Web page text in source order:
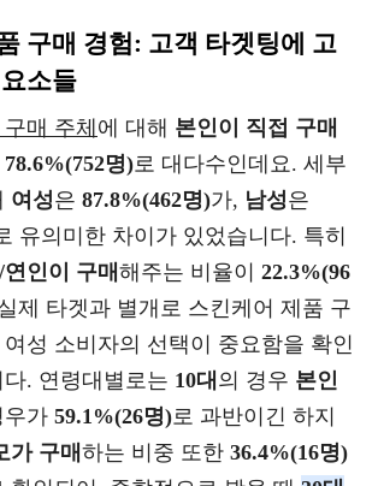
구매 경험: 고객 타겟팅에 고
소들
매 주체 에 대해 본인이 직접 구매
78.6%(752명)로 대다수인데요. 세부
여성은 87.8%(462명)가, 남성은
유의미한 차이가 있었습니다. 특히
인이 구매 해주는 비율이 22.3%(96
제 타겟과 별개로 스킨케어 제품 구
성 소비자의 선택이 중요함을 확인
. 연령대별로는 10대 의 경우 본인
우가 59.1%(26명)로 과반이긴 하지
가 구매 하는 비중 또한 36.4%(16명)